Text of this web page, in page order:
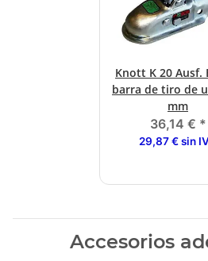
Knott K 20 Ausf.
barra de tiro de
mm
36,14 € *
29,87 € sin
Accesorios